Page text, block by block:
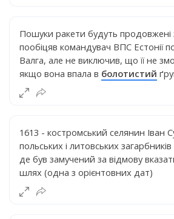
Пошуки ракети будуть продовжені
пообіцяв командувач ВПС Естонії
Валга, але не виключив, що її не
якщо вона впала в болотистий
1613 - костромський селянин Іван
польських і литовських загарбників
де був замучений за відмову
шлях (одна з орієнтовних дат)